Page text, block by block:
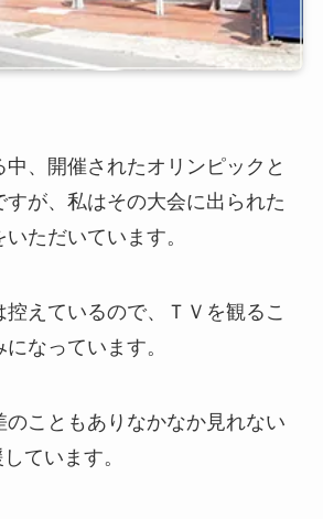
中、開催されたオリンピックと
が、私はその大会に出られた
ただいています。
えているので、ＴＶを観るこ
なっています。
のこともありなかなか見れない
ています。